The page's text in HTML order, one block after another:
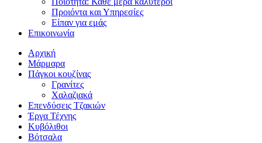
Προιόντα και Υπηρεσίες
Είπαν για εμάς
Επικοινωνία
Αρχική
Μάρμαρα
Πάγκοι κουζίνας
Γρανίτες
Χαλαζιακά
Επενδύσεις Τζακιών
Έργα Τέχνης
Κυβόλιθοι
Βότσαλα